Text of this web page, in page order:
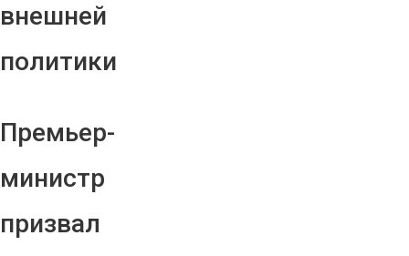
внешней
политики
Премьер-
министр
призвал